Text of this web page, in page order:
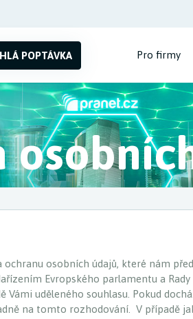
POPTÁVKA Pro firmy
ochranu osobních údajů, které nám
Evropského parlamentu a
Vámi uděleného souhlasu. Pokud
na tomto rozhodování. V případě